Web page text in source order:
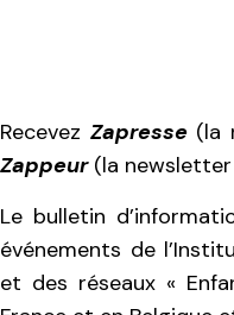
Recevez Zapresse(la
Zappeur(la newsletter
Le bulletin
événements de
et des réseaux «